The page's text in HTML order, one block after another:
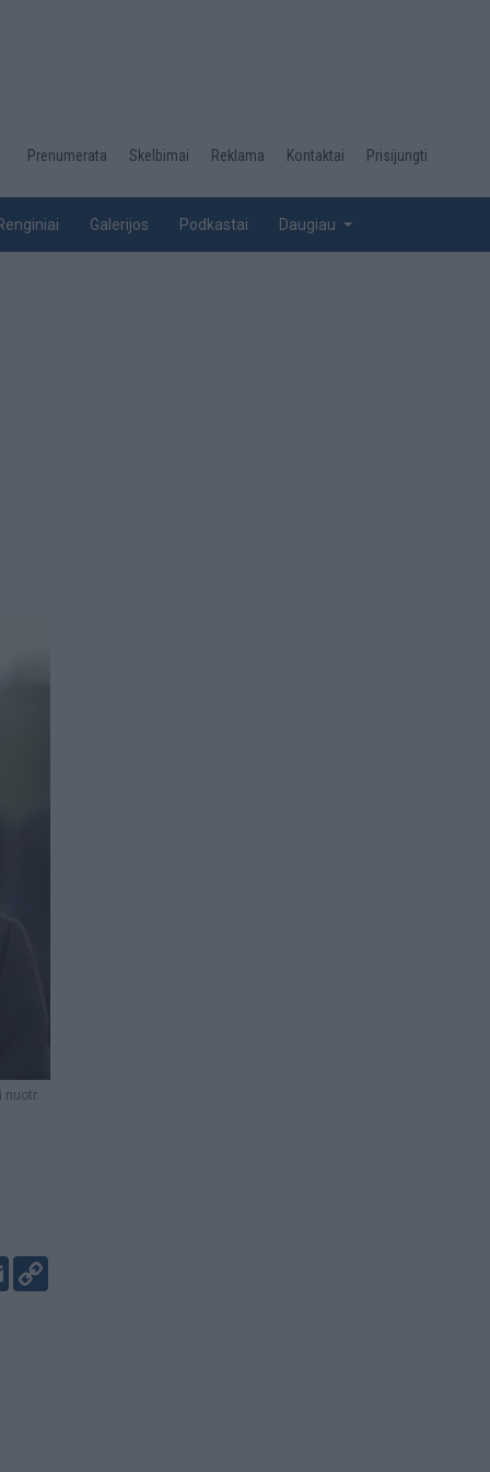
Desktop
top
Prenumerata Skelbimai Reklama Kontaktai Prisijungti
Galerijos Podkastai Daugiau
nuotr.
Email